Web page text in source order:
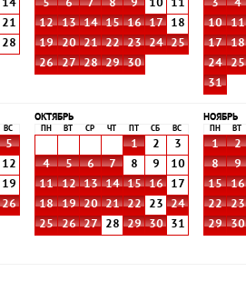
14
21
28
5
6 7 8 9 10
11
12
13 14 15 16 17
18
19
20 21 22 23 24
25
26
27 28 29 30
3
4
10
11
17
18
24
25
31
ВС
5
12
19
26
ОКТЯБРЬ
ПН ВТ СР ЧТ СБ ВС
1 2
3
4
5 6 7 8 9
10
11
12 13 14 15 16
17
18
19 20 21 22 23
24
25
26 27 28 29 30 31
НОЯБРЬ
ПН ВТ
1 2
8
9
15
16
22
23
29
30